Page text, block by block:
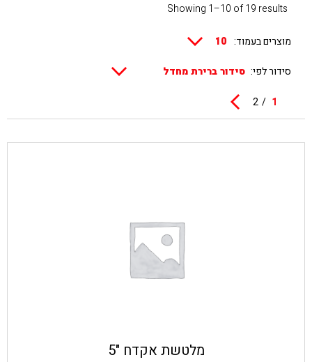
Showing 1–10 of 19 results
מוצרים בעמוד:
סידור לפי:
1
2
מלטשת אקדח "5